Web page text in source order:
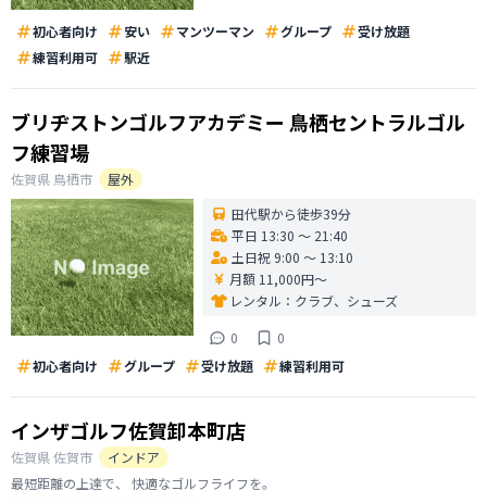
初心者向け 安い マンツーマン グループ
受け放題
練習利用可
駅近
ブリヂストンゴルフアカデミー 鳥栖セントラルゴル
フ練習場
佐賀県 鳥栖市
屋外
田代駅から徒歩39分
平日 13:30 〜 21:40
土日祝 9:00 〜 13:10
月額 11,000円〜
レンタル： クラブ、シューズ
0
0
初心者向け
グループ 受け放題 練習利用可
インザゴルフ佐賀卸本町店
佐賀県佐賀市
インドア
最短距離の上達で、 快適なゴルフライフを。